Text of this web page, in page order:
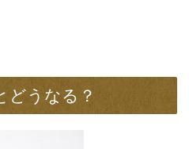
どうなる？